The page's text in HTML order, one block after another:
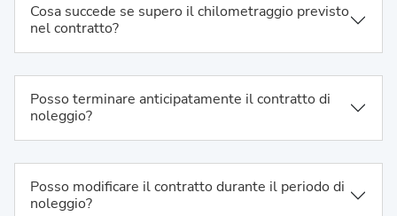
Cosa succede se supero il chilometraggio previsto
nel contratto?
Posso terminare anticipatamente il contratto di
noleggio?
Posso modificare il contratto durante il periodo di
noleggio?